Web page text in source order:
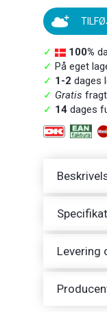
✓ 100%
✓ På eget
✓ 1-2 dages
✓ Gratis
✓ 14dages
Levering